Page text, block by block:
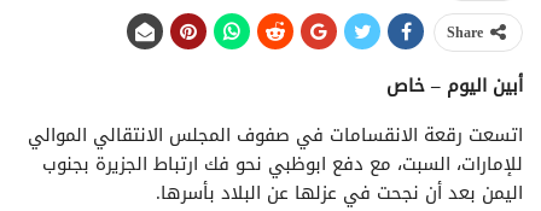
Share
أبين اليوم – خاص
اتسعت رقعة الانقسامات في صفوف المجلس الانتقالي الموالي
للإمارات، السبت، مع دفع ابوظبي نحو فك ارتباط الجزيرة بجنوب
اليمن بعد أن نجحت في عزلها عن البلاد بأسرها.